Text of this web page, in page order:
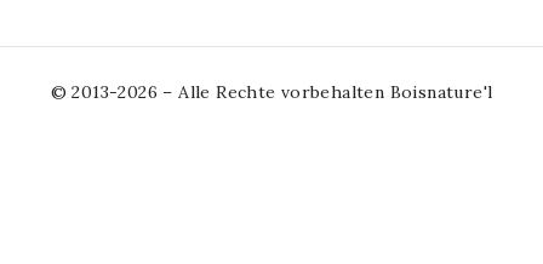
© 2013-2026 – Alle Rechte vorbehalten Boisnature'l